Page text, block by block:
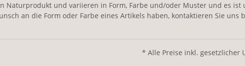
Naturprodukt und variieren in Form, Farbe und/oder Muster und es
an die Form oder Farbe eines Artikels haben, kontaktieren Sie
* Alle Preise inkl. gesetzlicher